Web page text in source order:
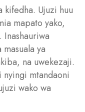
kifedha. Ujuzi huu
mapato yako,
Inashauriwa
ya
na uwekezaji.
nyingi mtandaoni
wako wa